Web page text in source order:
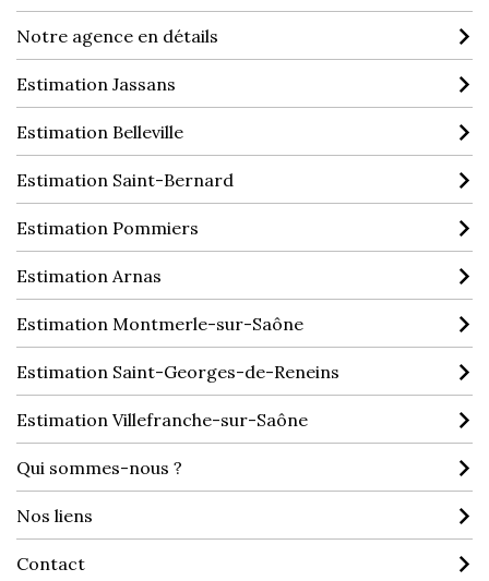
Notre agence en détails
Estimation Jassans
Estimation Belleville
Estimation Saint-Bernard
Estimation Pommiers
Estimation Arnas
Estimation Montmerle-sur-Saône
Estimation Saint-Georges-de-Reneins
Estimation Villefranche-sur-Saône
Qui sommes-nous ?
Nos liens
Contact